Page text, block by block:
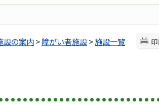
設の案内>障がい者施設>施設一覧